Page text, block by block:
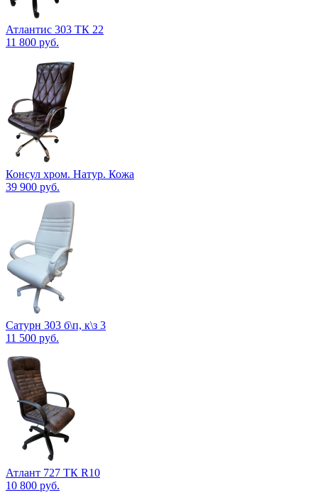
Атлантис 303 ТК 22
11 800 руб.
Консул хром. Натур. Кожа
39 900 руб.
Сатурн 303 б\п, к\з 3
11 500 руб.
Атлант 727 ТК R10
10 800 руб.